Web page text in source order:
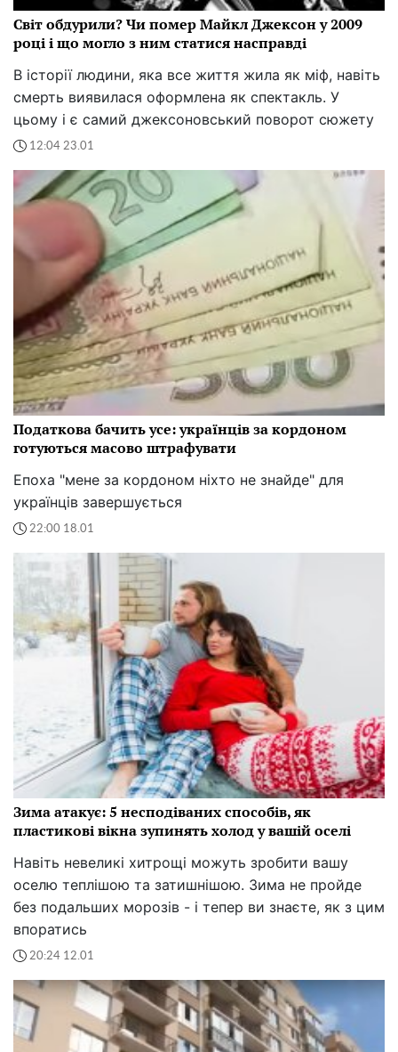
Світ обдурили? Чи помер Майкл Джексон у 2009
році і що могло з ним статися насправді
В історії людини, яка все життя жила як міф, навіть
смерть виявилася оформлена як спектакль. У
цьому і є самий джексоновський поворот сюжету
12:04 23.01
Податкова бачить усе: українців за кордоном
готуються масово штрафувати
Епоха "мене за кордоном ніхто не знайде" для
українців завершується
22:00 18.01
Зима атакує: 5 несподіваних способів, як
пластикові вікна зупинять холод у вашій оселі
Навіть невеликі хитрощі можуть зробити вашу
оселю теплішою та затишнішою. Зима не пройде
без подальших морозів - і тепер ви знаєте, як з цим
впоратись
20:24 12.01